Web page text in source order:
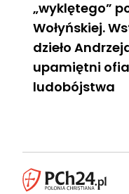
„wyklętego”
Wołyńskiej.
dzieło
upamiętni
ludobójstwa